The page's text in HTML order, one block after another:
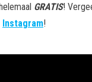
GRATIS!
Instagram!